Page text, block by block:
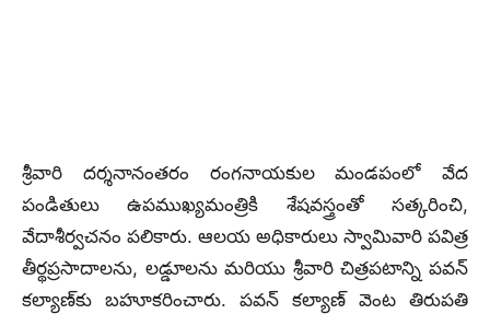
శ్రీవారి దర్శనానంతరం రంగనాయకుల మండపంలో వేద
పండితులు ఉపముఖ్యమంత్రికి శేషవస్త్రంతో సత్కరించి,
వేదాశీర్వచనం పలికారు. ఆలయ అధికారులు స్వామివారి పవిత్ర
తీర్థప్రసాదాలను, లడ్డూలను మరియు శ్రీవారి చిత్రపటాన్ని పవన్
కల్యాణ్‌కు బహూకరించారు. పవన్ కల్యాణ్ వెంట తిరుపతి